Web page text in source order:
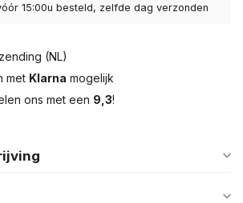
15:00u besteld, zelfde dag verzonden
(NL)
met Klarna mogelijk
ons met een 9,3!